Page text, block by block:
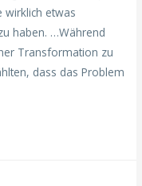
wirklich etwas
haben. …Während
Transformation zu
dass das Problem